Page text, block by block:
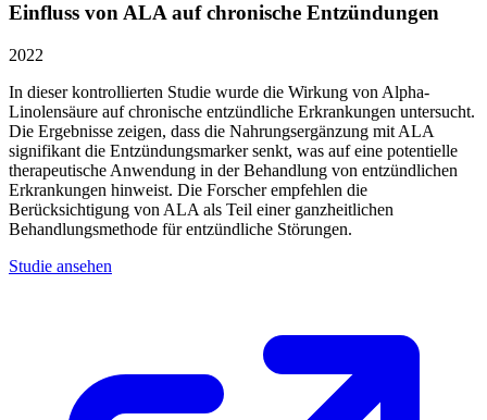
Einfluss von ALA auf chronische Entzündungen
2022
In dieser kontrollierten Studie wurde die Wirkung von Alpha-
Linolensäure auf chronische entzündliche Erkrankungen untersucht.
Die Ergebnisse zeigen, dass die Nahrungsergänzung mit ALA
signifikant die Entzündungsmarker senkt, was auf eine potentielle
therapeutische Anwendung in der Behandlung von entzündlichen
Erkrankungen hinweist. Die Forscher empfehlen die
Berücksichtigung von ALA als Teil einer ganzheitlichen
Behandlungsmethode für entzündliche Störungen.
Studie ansehen